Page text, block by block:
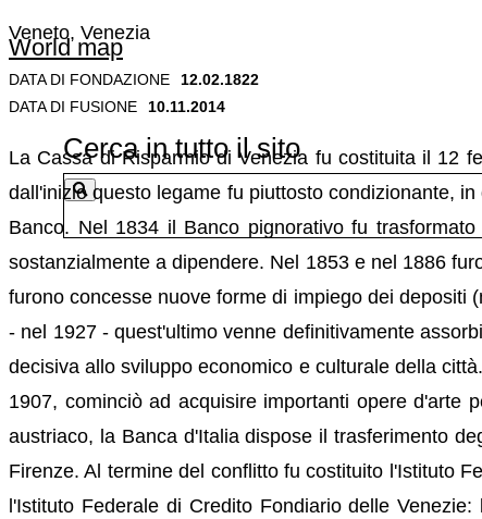
World map
Cerca in tutto il sito
Veneto, Venezia
DATA DI FONDAZIONE
12.02.1822
DATA DI FUSIONE
10.11.2014
La Cassa di Risparmio di Venezia fu costituita il 12
dall'inizio questo legame fu piuttosto condizionante,
Banco. Nel 1834 il Banco pignorativo fu
sostanzialmente a dipendere. Nel 1853 e nel 1886
furono concesse nuove forme di impiego dei depositi
- nel 1927 - quest'ultimo venne definitivamente
decisiva allo sviluppo economico e culturale della
1907, cominciò ad acquisire importanti opere d'arte
austriaco, la Banca d'Italia dispose il trasferimento
Firenze. Al termine del conflitto fu costituito l'Istituto
l'Istituto Federale di Credito Fondiario delle